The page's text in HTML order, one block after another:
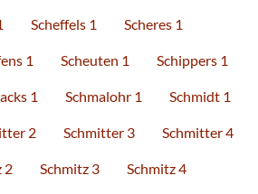
Scheffels 1 Scheres 1
1 Scheuten 1 Schippers 1
1 Schmalohr 1 Schmidt 1
2 Schmitter 3 Schmitter 4
2 Schmitz 3 Schmitz 4